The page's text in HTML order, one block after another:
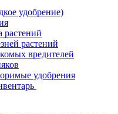
удобрение)
растений
растений
вредителей
удобрения